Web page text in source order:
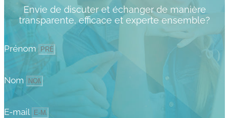
Envie de discuter et échanger de manière
transparente, efficace et experte ensemble?
Prénom
Nom
E-mail